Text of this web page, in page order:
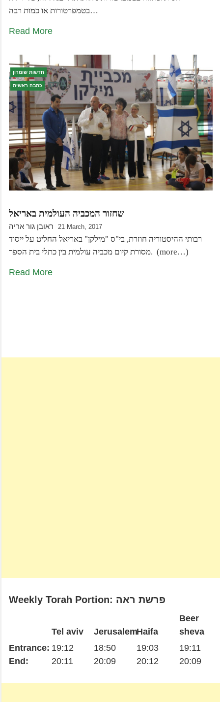
בטמפרטורות או כמות רבה…
Read More
חדשות שומרון
כתבה ראשית
שחזור המכביה העולמית באריאל
ראובן גור אריה 21 March, 2017
רבותי ההיסטוריה חוזרת, בי"ס "מילקן" באריאל החליט על ייסוד
מסורת קיום מכביה עולמית בין כתלי בית הספר. (more…)
Read More
Weekly Torah Portion: פרשת ראה
Entrance:
End:
Tel aviv
19:12
20:11
Jerusalem
18:50
20:09
Haifa
19:03
20:12
Beer
sheva
19:11
20:09